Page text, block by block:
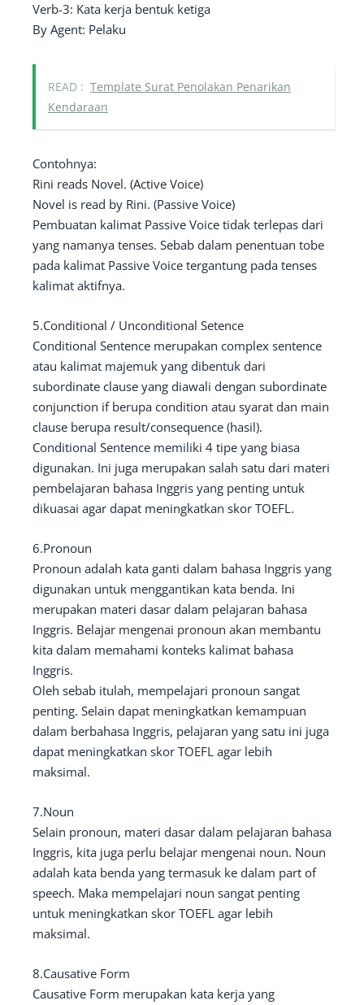
Verb-3: Kata kerja bentuk ketiga
By Agent: Pelaku
READ : Template Surat Penolakan Penarikan
Kendaraan
Contohnya:
Rini reads Novel. (Active Voice)
Novel is read by Rini. (Passive Voice)
Pembuatan kalimat Passive Voice tidak terlepas dari
yang namanya tenses. Sebab dalam penentuan tobe
pada kalimat Passive Voice tergantung pada tenses
kalimat aktifnya.
5.Conditional / Unconditional Setence
Conditional Sentence merupakan complex sentence
atau kalimat majemuk yang dibentuk dari
subordinate clause yang diawali dengan subordinate
conjunction if berupa condition atau syarat dan main
clause berupa result/consequence (hasil).
Conditional Sentence memiliki 4 tipe yang biasa
digunakan. Ini juga merupakan salah satu dari materi
pembelajaran bahasa Inggris yang penting untuk
dikuasai agar dapat meningkatkan skor TOEFL.
6.Pronoun
Pronoun adalah kata ganti dalam bahasa Inggris yang
digunakan untuk menggantikan kata benda. Ini
merupakan materi dasar dalam pelajaran bahasa
Inggris. Belajar mengenai pronoun akan membantu
kita dalam memahami konteks kalimat bahasa
Inggris.
Oleh sebab itulah, mempelajari pronoun sangat
penting. Selain dapat meningkatkan kemampuan
dalam berbahasa Inggris, pelajaran yang satu ini juga
dapat meningkatkan skor TOEFL agar lebih
maksimal.
7.Noun
Selain pronoun, materi dasar dalam pelajaran bahasa
Inggris, kita juga perlu belajar mengenai noun. Noun
adalah kata benda yang termasuk ke dalam part of
speech. Maka mempelajari noun sangat penting
untuk meningkatkan skor TOEFL agar lebih
maksimal.
8.Causative Form
Causative Form merupakan kata kerja yang